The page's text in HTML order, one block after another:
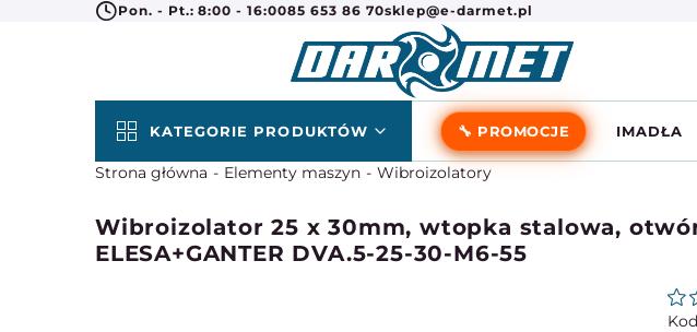
Pon. - Pt.: 8:00 - 16:0085 653 86 70sklep@e-darmet.pl
KATEGORIE PRODUKTÓW 🔧 PROMOCJE IMADŁA
Strona główna Elementy maszyn Wibroizolatory
Wibroizolator 25 x 30mm, wtopka stalowa,
ELESA+GANTER DVA.5-25-30-M6-55